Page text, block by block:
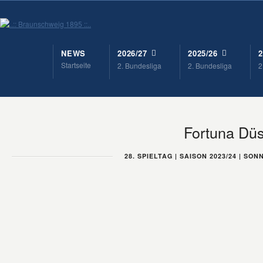
NEWS
Startseite
2026/27
2. Bundesliga
2025/26
2. Bundesliga
Fortuna
28. SPIELTAG | SAISON 2023/24 |